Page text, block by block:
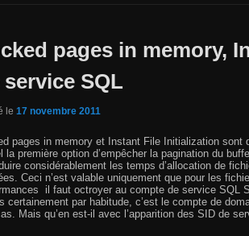
pages in memory,
service SQL
le 17 novembre 2011
pages in memory et Instant File Initialization
la première option d’empêcher la pagination du
considérablement les temps d’allocation de
Ceci n’est valable uniquement que pour les
il faut octroyer au compte de service SQL
certainement par habitude, c’est le compte de
Mais qu’en est-il avec l’apparition des SID de